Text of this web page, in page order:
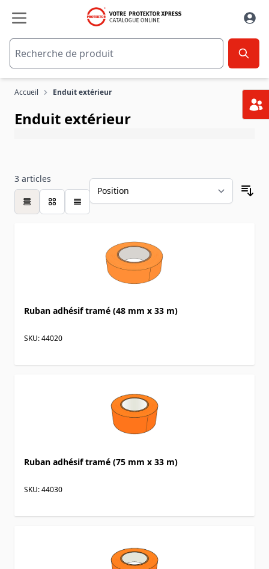
Accueil Enduit extérieur
Enduit extérieur
3 articles
table
Ruban adhésif tramé (48 mm x 33 m)
SKU: 44020
Ruban adhésif tramé (75 mm x 33 m)
SKU: 44030